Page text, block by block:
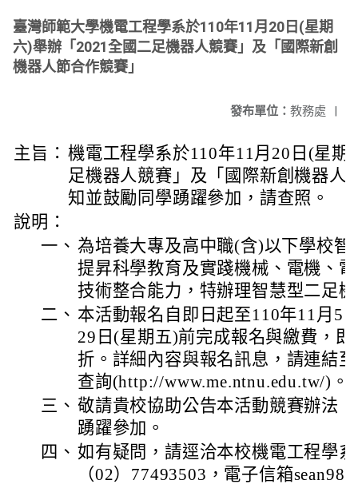
臺灣師範大學機電工程學系於110年11月20日(星期
六)舉辦「2021全國二足機器人競賽」及「國際新創
機器人節合作競賽」
發布單位： 教務處 |
主旨： 機電工程學系於110年11月20日(星期
足機器人競賽」及「國際新創機器人
知並鼓勵同學踴躍參加，請查照。
說明：
一、 為培養大專及高中職(含)以下學校
提昇科學教育及實踐機械、電機、
技術整合能力，特辦理智慧型二足
二、 本活動報名自即日起至110年11月5
29日(星期五)前完成報名與繳費，
折。詳細內容與報名訊息，請連結
查詢(http://www.me.ntnu.edu.tw/)。
三、 敬請貴校協助公告本活動競賽辦法
踴躍參加。
四、 如有疑問，請逕洽本校機電工程學
（02）77493503，電子信箱